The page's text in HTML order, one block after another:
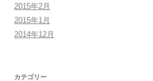
2015年2月
2015年1月
2014年12月
カテゴリー